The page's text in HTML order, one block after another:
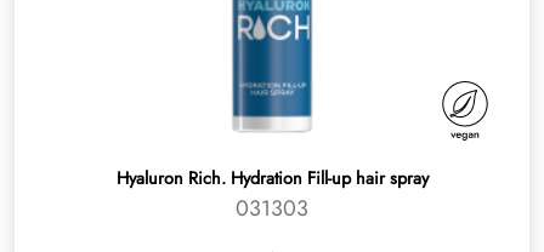
Hyaluron Rich. Hydration Fill-up hair spray
031303